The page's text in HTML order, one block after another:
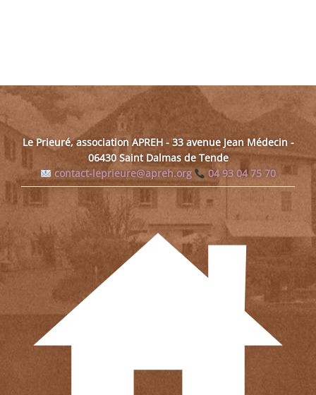
Le Prieuré, association APREH - 33 avenue Jean Médecin -
06430 Saint Dalmas de Tende
contact-leprieure@apreh.org
04 93 04 75 70